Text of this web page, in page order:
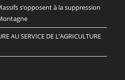
s’opposent à la suppression
AU SERVICE DE L’AGRICULTURE